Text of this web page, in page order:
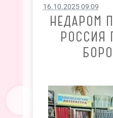
16.10.2025 09:09
НЕДАРОМ
РОССИЯ